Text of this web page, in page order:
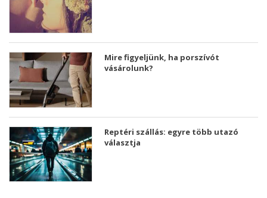
Mire figyeljünk, ha porszívót
vásárolunk?
Reptéri szállás: egyre több utazó
választja